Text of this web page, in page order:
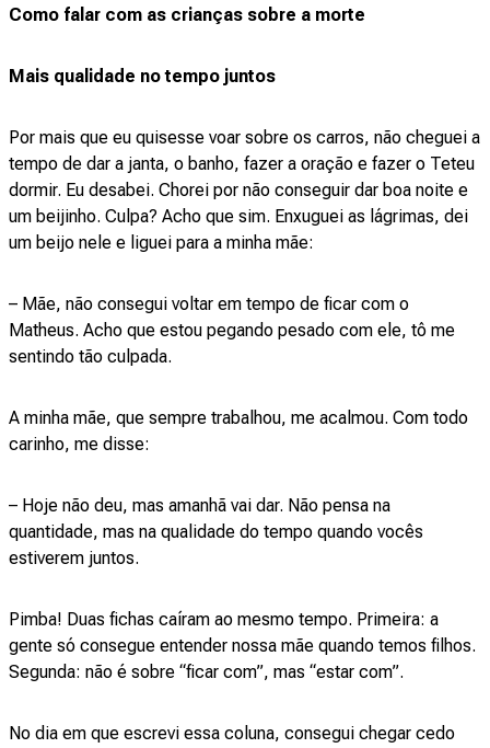
Como falar com as crianças sobre a morte
Mais qualidade no tempo juntos
Por mais que eu quisesse voar sobre os carros, não cheguei a
tempo de dar a janta, o banho, fazer a oração e fazer o Teteu
dormir. Eu desabei. Chorei por não conseguir dar boa noite e
um beijinho. Culpa? Acho que sim. Enxuguei as lágrimas, dei
um beijo nele e liguei para a minha mãe:
– Mãe, não consegui voltar em tempo de ficar com o
Matheus. Acho que estou pegando pesado com ele, tô me
sentindo tão culpada.
A minha mãe, que sempre trabalhou, me acalmou. Com todo
carinho, me disse:
– Hoje não deu, mas amanhã vai dar. Não pensa na
quantidade, mas na qualidade do tempo quando vocês
estiverem juntos.
Pimba! Duas fichas caíram ao mesmo tempo. Primeira: a
gente só consegue entender nossa mãe quando temos filhos.
Segunda: não é sobre “ficar com”, mas “estar com”.
No dia em que escrevi essa coluna, consegui chegar cedo